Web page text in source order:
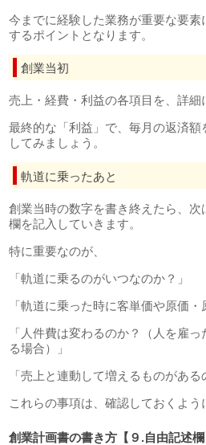
今までに経験した業務が重要な要
するポイントとなります。
創業当初
売上・経費・利益の各項目を、詳細
最終的な「利益」で、毎月の返済額
してみましょう。
軌道に乗ったあと
創業当時の数字を書き終えたら、
欄を記入していきます。
特に重要なのが、
「軌道に乗るのがいつなのか？」
「軌道に乗った時に客単価や原価・
「人件費は変わるのか？（人を雇
る場合）」
「売上と連動して増えるものがある
これらの事項は、確認しておくよう
創業計画書の書き方【９.自由記述欄